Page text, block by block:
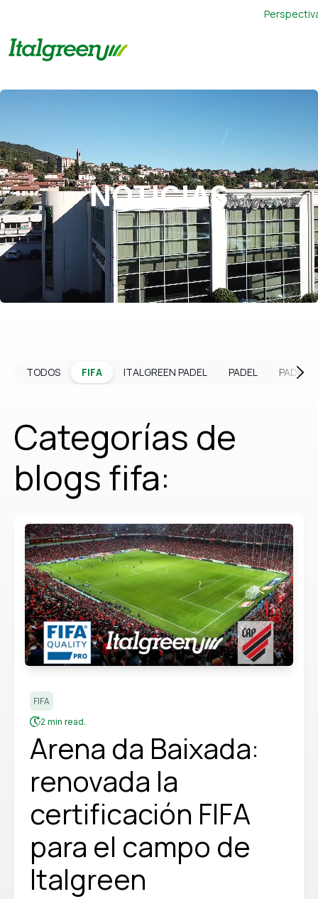
NOTICIAS
TODOS FIFA ITALGREEN PADEL PADEL PADEL
Categorías de
blogs fifa:
FIFA
2 min read.
Arena da Baixada:
renovada la
certificación FIFA
para el campo de
Italgreen